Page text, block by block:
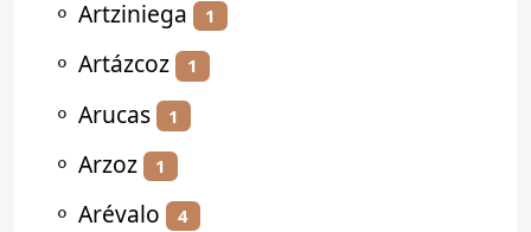
⚬ Artziniega 1
⚬ Artázcoz 1
⚬ Arucas 1
⚬ Arzoz 1
⚬ Arévalo 4